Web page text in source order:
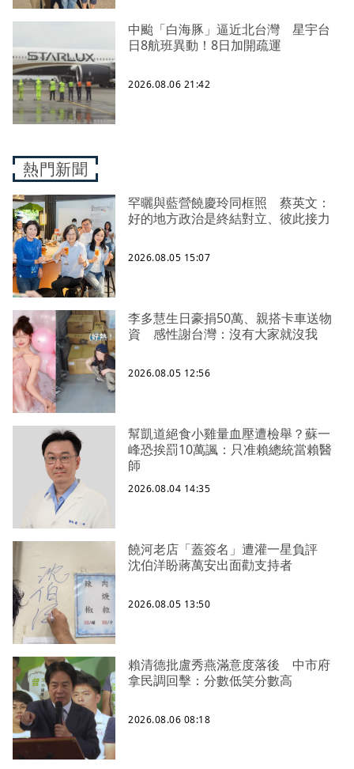
中颱「白海豚」逼近北台灣 星宇台
日8航班異動！8日加開疏運
2026.08.06 21:42
熱門新聞
罕曬與藍營饒慶玲同框照 蔡英文：
好的地方政治是終結對立、彼此接力
2026.08.05 15:07
李多慧生日豪捐50萬、親搭卡車送物
資 感性謝台灣：沒有大家就沒我
2026.08.05 12:56
幫凱道絕食小雞量血壓遭檢舉？蘇一
峰恐挨罰10萬諷：只准賴總統當賴醫
師
2026.08.04 14:35
饒河老店「蓋簽名」遭灌一星負評
沈伯洋盼蔣萬安出面勸支持者
2026.08.05 13:50
賴清德批盧秀燕滿意度落後 中市府
拿民調回擊：分數低笑分數高
2026.08.06 08:18